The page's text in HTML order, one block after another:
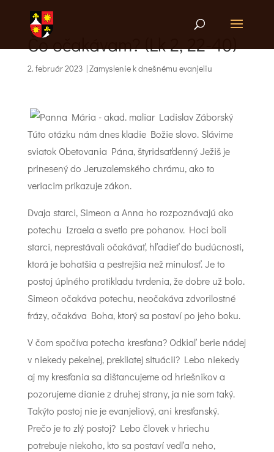
Čo očakávam? (Lk 2, 22-40)
2. február 2023|Zamyslenie k dnešnému evanjeliu
Túto otázku nám dnes kladie Božie slovo. Slávime
sviatok Obetovania Pána, štyridsaťdenný Ježiš je
prinesený do Jeruzalemského chrámu, ako to
veriacim prikazuje zákon.
Dvaja starci, Simeon a Anna ho rozpoznávajú ako
potechu Izraela a svetlo pre pohanov. Hoci boli
starci, neprestávali očakávať, hľadieť do budúcnosti,
ktorá je bohatšia a pestrejšia než minulosť. Je to
postoj úplného protikladu tvrdenia, že dobre už bolo.
Simeon očakáva potechu, neočakáva zdvorilostné
frázy, očakáva Boha, ktorý sa postaví po jeho boku.
V čom spočíva potecha kresťana? Odkiaľ berie nádej
v niekedy pekelnej, prekliatej situácii? Lebo niekedy
aj my kresťania sa dištancujeme od hriešnikov a
pozorujeme dianie z druhej strany, ja nie som taký.
Takýto postoj nie je evanjeliový, ani kresťanský.
Prečo je to zlý postoj? Lebo človek v hriechu
potrebuje niekoho, kto sa postaví vedľa neho,